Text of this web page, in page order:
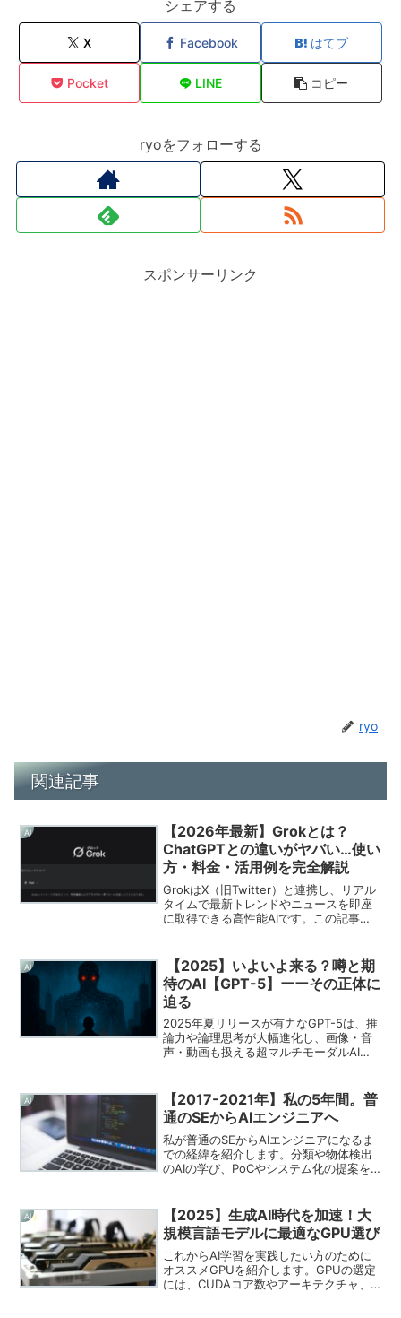
シェアする
X Facebook はてブ
Pocket LINE コピー
ryoをフォローする
スポンサーリンク
ryo
関連記事
AI
【2026年最新】Grokとは？
ChatGPTとの違いがヤバい…使い
方・料金・活用例を完全解説
GrokはX（旧Twitter）と連携し、リアル
タイムで最新トレンドやニュースを即座
に取得できる高性能AIです。この記事で
こと、使い方、料金、バズる活用法まで
網羅的に紹介します。最新AIを活用した
い方は必見です。
AI
【2025】いよいよ来る？噂と期
待のAI【GPT-5】ーーその正体に
迫る
2025年夏リリースが有力なGPT-5は、推
論力や論理思考が大幅進化し、画像・音
声・動画も扱える超マルチモーダルAIと
能で自律作業も可能とされ、“AI史上最も
賢い”と期待されています。
AI
【2017-2021年】私の5年間。普
通のSEからAIエンジニアへ
私が普通のSEからAIエンジニアになるま
での経緯を紹介します。分類や物体検出
のAIの学び、PoCやシステム化の提案を
つれて安定受注ができるようになり、給
与もアップしていきました。AIエンジニ
アになる方の参考になればと思います。
AI
【2025】生成AI時代を加速！大
規模言語モデルに最適なGPU選び
これからAI学習を実践したい方のために
オススメGPUを紹介します。GPUの選定
には、CUDAコア数やアーキテクチャ、